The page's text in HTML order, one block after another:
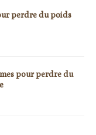
perdre du poids
pour perdre du